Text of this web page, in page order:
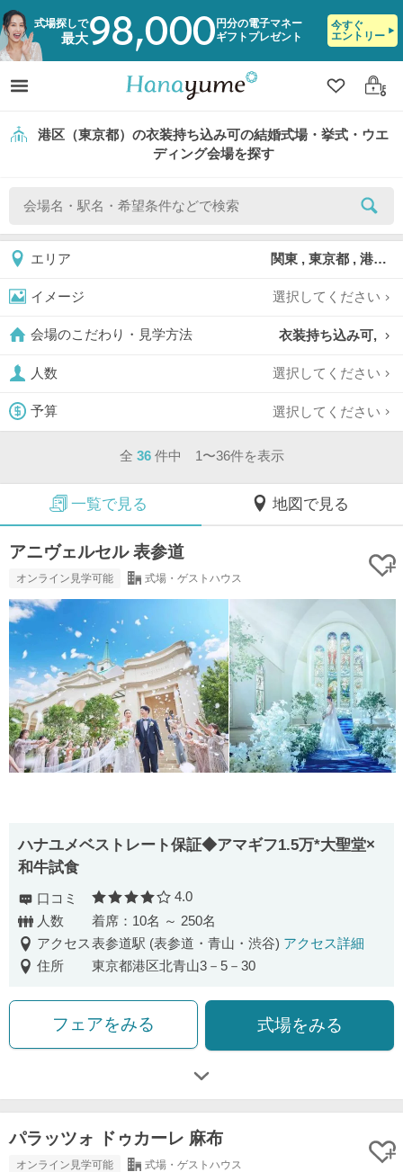
式場探しで
最大98,000 円分の電子マネー
ギフトプレゼント
今すぐ
エントリー
クリップ
ログ
港区（東京都）の衣装持ち込み可の結婚式場・挙式・ウエ
ディング会場を探す
エリア 関東 , 東京都 , 港区
イメージ 選択してください
会場のこだわり・見学方法 衣装持ち込み可,
人数 選択してください
予算 選択してください
全 36 件中 1〜36件を表示
一覧で見る 地図で見る
アニヴェルセル 表参道
オンライン見学可能 式場・ゲストハウス
ハナユメベストレート保証◆アマギフ1.5万*大聖堂×
和牛試食
口コミ 口コミ評価
4.0
人数
着席：10名 ～ 250名
アクセス表参道駅 (表参道・青山・渋谷) アクセス詳細
住所
東京都港区北青山3－5－30
フェアをみる 式場をみる
パラッツォ ドゥカーレ 麻布
オンライン見学可能 式場・ゲストハウス